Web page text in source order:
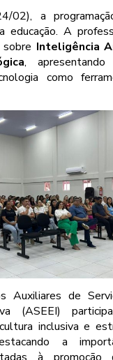
02), a
educação. A
Inteligência
,
como
Auxiliares de
(ASEEI)
inclusiva e
a